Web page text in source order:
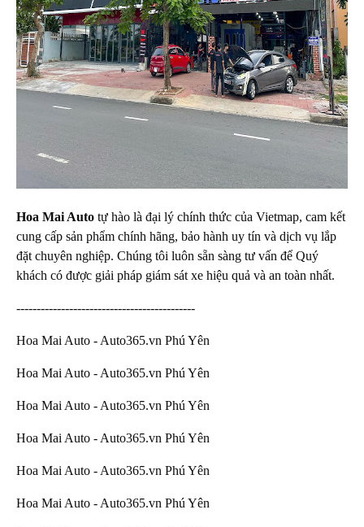
Hoa Mai Auto tự hào là đại lý chính thức của Vietmap, cam kết
cung cấp sản phẩm chính hãng, bảo hành uy tín và dịch vụ lắp
đặt chuyên nghiệp. Chúng tôi luôn sẵn sàng tư vấn để Quý
khách có được giải pháp giám sát xe hiệu quả và an toàn nhất.
--------------------------------------------
Hoa Mai Auto - Auto365.vn Phú Yên
Hoa Mai Auto - Auto365.vn Phú Yên
Hoa Mai Auto - Auto365.vn Phú Yên
Hoa Mai Auto - Auto365.vn Phú Yên
Hoa Mai Auto - Auto365.vn Phú Yên
Hoa Mai Auto - Auto365.vn Phú Yên